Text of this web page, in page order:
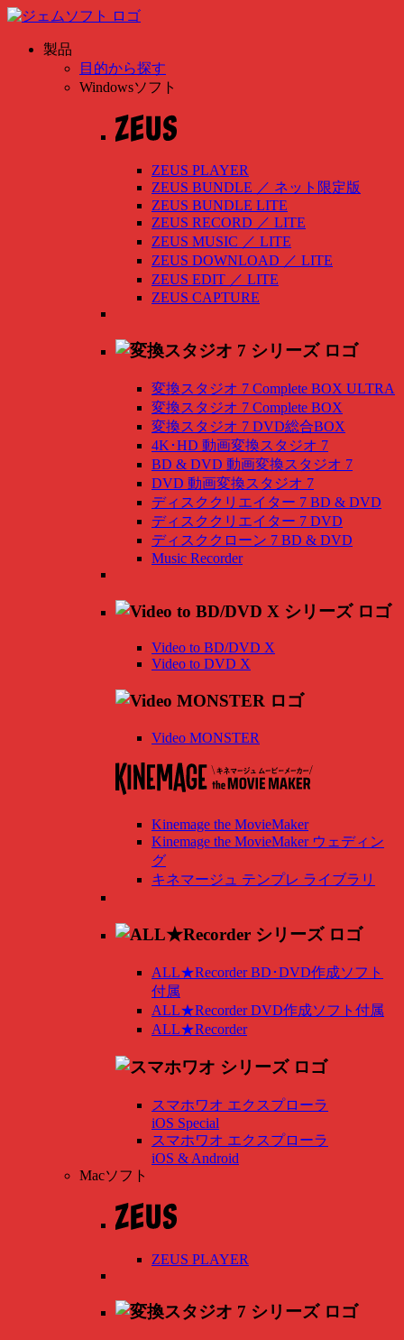
製品
目的から探す
Windowsソフト
ZEUS PLAYER
ZEUS BUNDLE ／ ネット限定版
ZEUS BUNDLE LITE
ZEUS RECORD ／ LITE
ZEUS MUSIC ／ LITE
ZEUS DOWNLOAD ／ LITE
ZEUS EDIT ／ LITE
ZEUS CAPTURE
変換スタジオ 7 Complete BOX ULTRA
変換スタジオ 7 Complete BOX
変換スタジオ 7 DVD総合BOX
4K･HD 動画変換スタジオ 7
BD & DVD 動画変換スタジオ 7
DVD 動画変換スタジオ 7
ディスククリエイター 7 BD & DVD
ディスククリエイター 7 DVD
ディスククローン 7 BD & DVD
Music Recorder
Video to BD/DVD X
Video to DVD X
Video MONSTER
Kinemage the MovieMaker
Kinemage the MovieMaker ウェディン
グ
キネマージュ テンプレ ライブラリ
ALL★Recorder BD･DVD作成ソフト
付属
ALL★Recorder DVD作成ソフト付属
ALL★Recorder
スマホワオ エクスプローラ
iOS Special
スマホワオ エクスプローラ
iOS & Android
Macソフト
ZEUS PLAYER